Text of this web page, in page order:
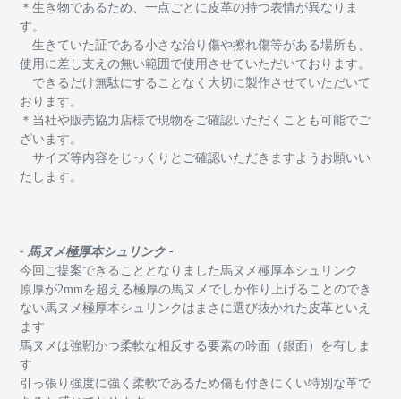
＊生き物であるため、一点ごとに皮革の持つ表情が異なりま
す。
生きていた証である小さな治り傷や擦れ傷等がある場所も、
使用に差し支えの無い範囲で使用させていただいております。
できるだけ無駄にすることなく大切に製作させていただいて
おります。
＊当社や販売協力店様で現物をご確認いただくことも可能でご
ざいます。
サイズ等内容をじっくりとご確認いただきますようお願いい
たします。
- 馬ヌメ極厚本シュリンク -
今回ご提案できることとなりました馬ヌメ極厚本シュリンク
原厚が2mmを超える極厚の馬ヌメでしか作り上げることのでき
ない馬ヌメ極厚本シュリンクはまさに選び抜かれた皮革といえ
ます
馬ヌメは強靭かつ柔軟な相反する要素の吟面（銀面）を有しま
す
引っ張り強度に強く 柔軟であるため傷も付きにくい特別な革で